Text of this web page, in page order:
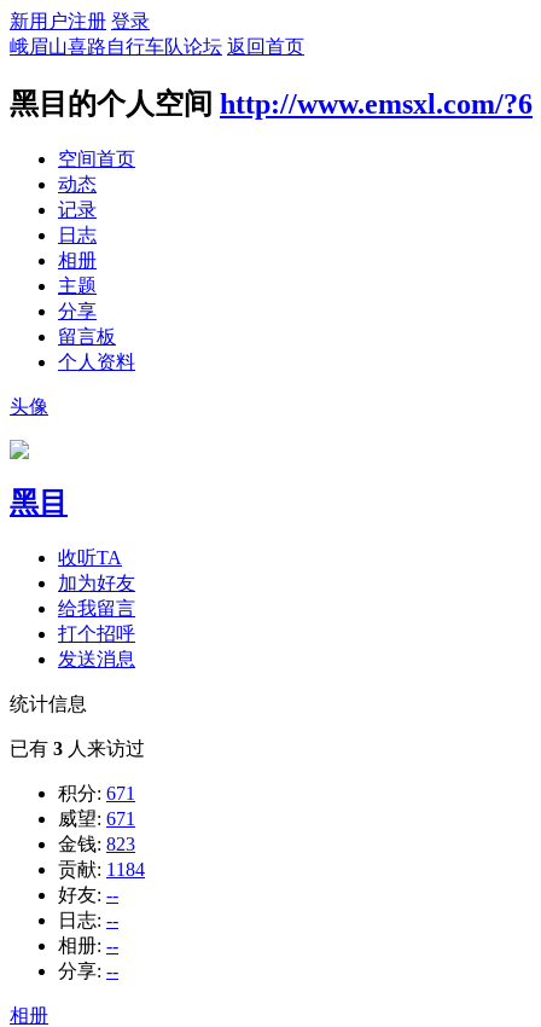
新用户注册 登录
峨眉山喜路自行车队论坛 返回首页
黑目的个人空间 http://www.emsxl.com/?6
空间首页
动态
记录
日志
相册
主题
分享
留言板
个人资料
头像
黑目
收听TA
加为好友
给我留言
打个招呼
发送消息
统计信息
已有 3 人来访过
积分: 671
威望: 671
金钱: 823
贡献: 1184
好友: --
日志: --
相册: --
分享: --
相册